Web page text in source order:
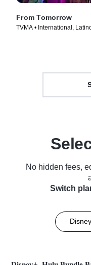
From Tomorrow
TVMA • International, Latino
No hidden fees,
Switch